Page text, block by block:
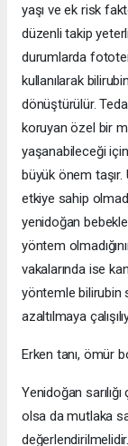
yaşı ve ek risk
düzenli takip
durumlarda
kullanılarak
dönüştürülür.
koruyan özel bir
yaşanabileceği
büyük önem taşır.
etkiye sahip
yenidoğan
yöntem
vakalarında ise
yöntemle bilirubin
azaltılmaya
Erken tanı, ömür
Yenidoğan
olsa da mutlaka